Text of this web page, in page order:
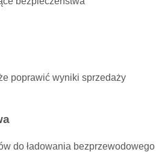
poprawić wyniki sprzedaży
do ładowania bezprzewodowego